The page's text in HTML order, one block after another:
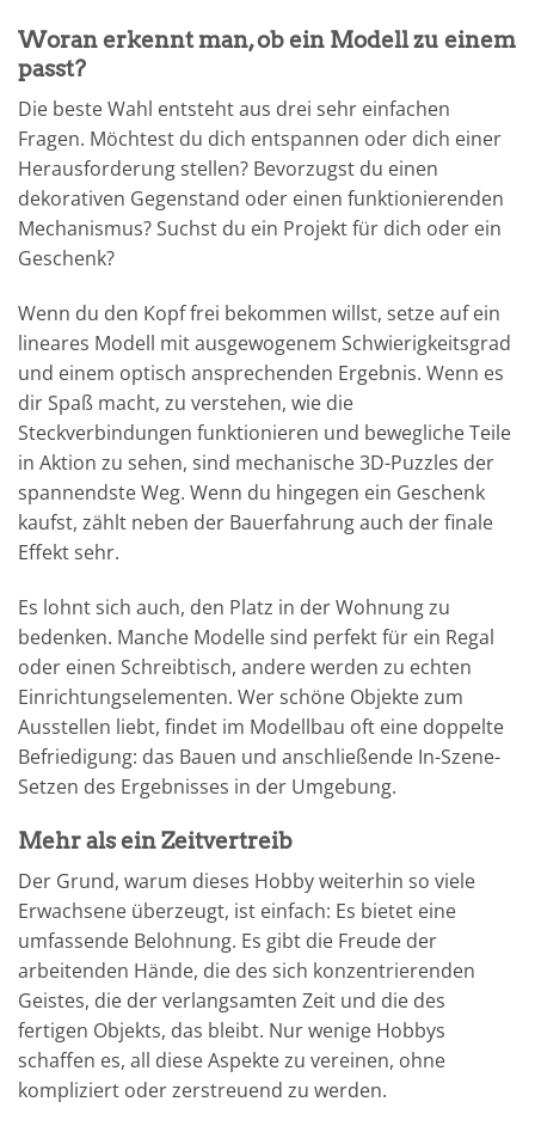
Woran erkennt man, ob ein Modell zu einem
passt?
Die beste Wahl entsteht aus drei sehr einfachen
Fragen. Möchtest du dich entspannen oder dich einer
Herausforderung stellen? Bevorzugst du einen
dekorativen Gegenstand oder einen funktionierenden
Mechanismus? Suchst du ein Projekt für dich oder ein
Geschenk?
Wenn du den Kopf frei bekommen willst, setze auf ein
lineares Modell mit ausgewogenem Schwierigkeitsgrad
und einem optisch ansprechenden Ergebnis. Wenn es
dir Spaß macht, zu verstehen, wie die
Steckverbindungen funktionieren und bewegliche Teile
in Aktion zu sehen, sind mechanische 3D-Puzzles der
spannendste Weg. Wenn du hingegen ein Geschenk
kaufst, zählt neben der Bauerfahrung auch der finale
Effekt sehr.
Es lohnt sich auch, den Platz in der Wohnung zu
bedenken. Manche Modelle sind perfekt für ein Regal
oder einen Schreibtisch, andere werden zu echten
Einrichtungselementen. Wer schöne Objekte zum
Ausstellen liebt, findet im Modellbau oft eine doppelte
Befriedigung: das Bauen und anschließende In-Szene-
Setzen des Ergebnisses in der Umgebung.
Mehr als ein Zeitvertreib
Der Grund, warum dieses Hobby weiterhin so viele
Erwachsene überzeugt, ist einfach: Es bietet eine
umfassende Belohnung. Es gibt die Freude der
arbeitenden Hände, die des sich konzentrierenden
Geistes, die der verlangsamten Zeit und die des
fertigen Objekts, das bleibt. Nur wenige Hobbys
schaffen es, all diese Aspekte zu vereinen, ohne
kompliziert oder zerstreuend zu werden.